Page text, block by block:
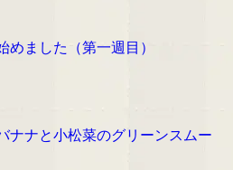
めました（第一週目）
ナナと小松菜のグリーンスムー